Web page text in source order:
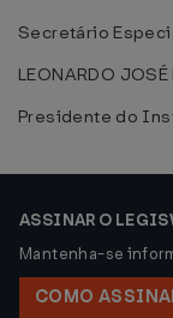
Secretário
LEONARDO
Presidente do
ASSINAR O
Mantenha-se
COMO